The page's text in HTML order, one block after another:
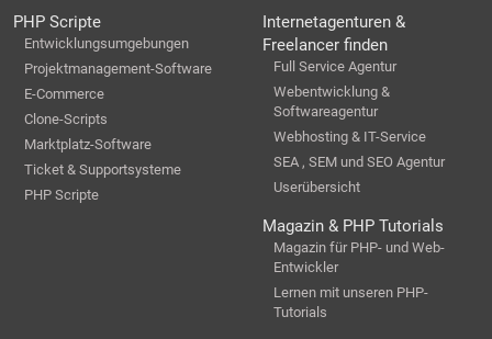
PHP Scripte
Entwicklungsumgebungen
Projektmanagement-Software
E-Commerce
Clone-Scripts
Marktplatz-Software
Ticket & Supportsysteme
PHP Scripte
Internetagenturen &
Freelancer finden
Full Service Agentur
Webentwicklung &
Softwareagentur
Webhosting & IT-Service
SEA , SEM und SEO Agentur
Userübersicht
Magazin & PHP Tutorials
Magazin für PHP- und Web-
Entwickler
Lernen mit unseren PHP-
Tutorials